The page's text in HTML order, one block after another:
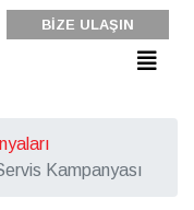
BİZE ULAŞIN
Kampanyası